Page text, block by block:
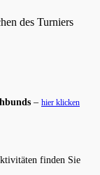
des Turniers
– hier klicken
finden Sie